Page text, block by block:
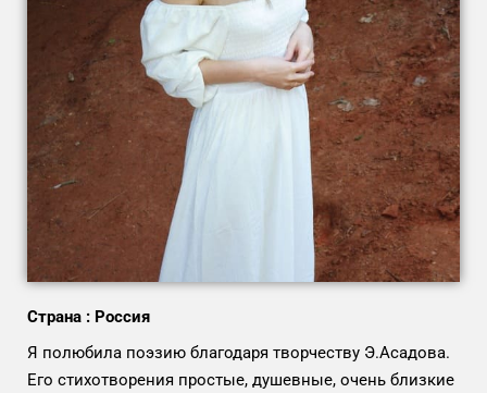
Страна : Россия
Я полюбила поэзию благодаря творчеству Э.Асадова.
Его стихотворения простые, душевные, очень близкие